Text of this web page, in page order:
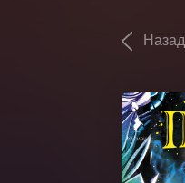
Назад